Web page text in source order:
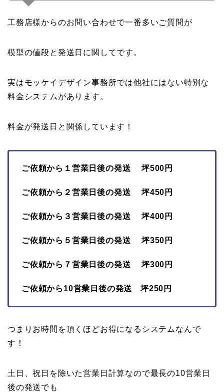
工務店様からのお問い合わせで一番多いご質問が
模型の値段と発送日に関してです。
実はモッケイデザイン事務所では他社にはない特別な
料金システムがあります。
料金が発送日と関係しています！
ご依頼から１営業日後の発送 坪500円
ご依頼から２営業日後の発送 坪450円
ご依頼から３営業日後の発送 坪400円
ご依頼から５営業日後の発送 坪350円
ご依頼から７営業日後の発送 坪300円
ご依頼から10営業日後の発送 坪250円
つまりお時間を頂くほどお得になるシステムなんで
す！
土日、祝日を除いた営業日計算なので最長の10営業日
後の発送でも